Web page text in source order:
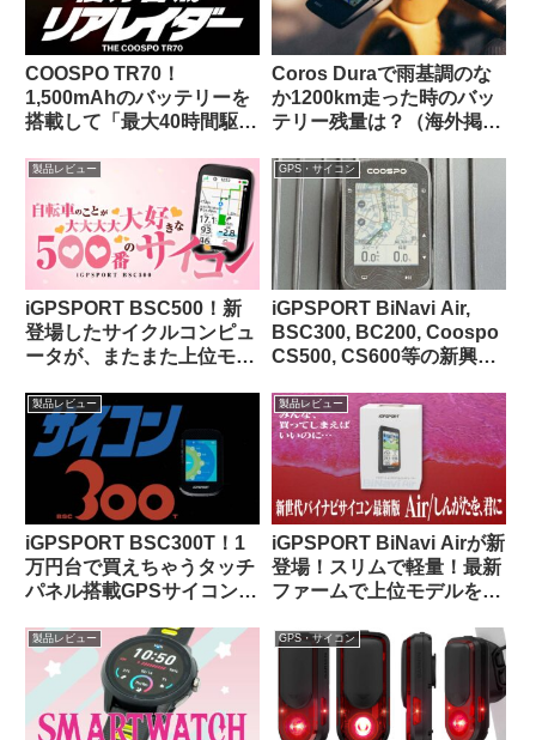
COOSPO TR70！
1,500mAhのバッテリーを
搭載して「最大40時間駆
ダーが爆誕！！【クーポン
Coros Duraで雨基調のな
か1200km走った時のバッ
テリー残量は？（海外掲示
製品レビュー
iGPSPORT BSC500！新
登場したサイクルコンピュ
ータが、またまた上位モデ
GPS・サイコン
iGPSPORT BiNavi Air,
BSC300, BC200, Coospo
CS500, CS600等の新興中
ついての最近の海外サイク
リストによる評価（海外掲
示板から）
製品レビュー
iGPSPORT BSC300T！1
万円台で買えちゃうタッチ
パネル搭載GPSサイコンっ
製品レビュー
iGPSPORT BiNavi Airが新
登場！スリムで軽量！最新
ファームで上位モデルを下
製品レビュー GPS・サイコン